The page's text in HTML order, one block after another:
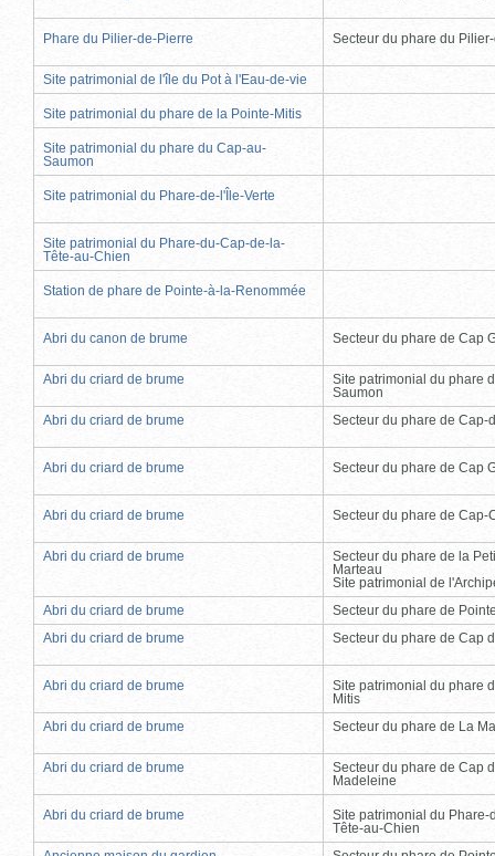
Phare du Pilier-de-Pierre Secteur du phare du
Site patrimonial de l'île du Pot à l'Eau-de-vie
Site patrimonial du phare de la Pointe-Mitis
Site patrimonial du phare du Cap-au-
Saumon
Site patrimonial du Phare-de-l'Île-Verte
Site patrimonial du Phare-du-Cap-de-la-
Tête-au-Chien
Station de phare de Pointe-à-la-Renommée
Abri du canon de brume Secteur du phare de Cap
Abri du criard de brume
Site patrimonial du phare
Saumon
Abri du criard de brume
Secteur du phare de Cap-
Abri du criard de brume Secteur du phare de Cap
Abri du criard de brume Secteur du phare de Cap-
Abri du criard de brume
Secteur du phare de la
Marteau
Site patrimonial de
Abri du criard de brume
Secteur du phare de
Abri du criard de brume
Secteur du phare de Cap
Abri du criard de brume
Site patrimonial du phare
Mitis
Abri du criard de brume
Secteur du phare de La
Abri du criard de brume
Secteur du phare de Cap
Madeleine
Abri du criard de brume
Site patrimonial du Phare-
Tête-au-Chien